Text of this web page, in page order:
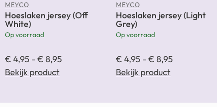
MEYCO
Hoeslaken jersey (Off
White)
Op voorraad
€ 4,95 - € 8,95
Bekijk product
MEYCO
Hoeslaken jersey (Light
Grey)
Op voorraad
€ 4,95 - € 8,95
Bekijk product